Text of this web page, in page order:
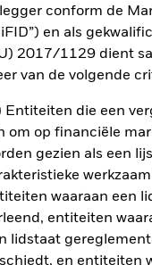
conform de
en als
2017/1129 dient
van de volgende
Entiteiten die een
om op financiële
gezien als een
waaraan een
entiteiten
lidstaat
en entiteiten
op een wijze die
70% aan effecten
in aandelen
aan een vastgesteld
('VB')
van effecten die
van ESG-onderzoek
Fonds kan indirect